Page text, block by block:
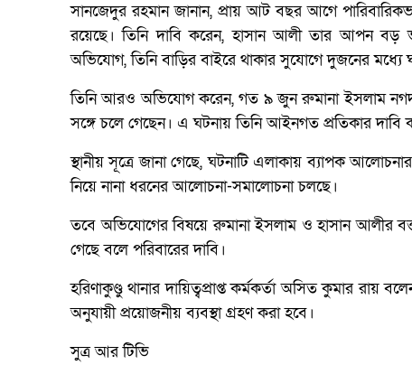
সানজেদুর রহমান জানান, প্রায় আট বছর আগে
রয়েছে। তিনি দাবি করেন, হাসান আলী তার আপন বড়
অভিযোগ, তিনি বাড়ির বাইরে থাকার সুযোগে দুজনের মধ্যে
তিনি আরও অভিযোগ করেন, গত ৯ জুন রুমানা ইসলাম নগদ
সঙ্গে চলে গেছেন। এ ঘটনায় তিনি আইনগত প্রতিকার দাবি
স্থানীয় সূত্রে জানা গেছে, ঘটনাটি এলাকায় ব্যাপক
নিয়ে নানা ধরনের আলোচনা-সমালোচনা চলছে।
তবে অভিযোগের বিষয়ে রুমানা ইসলাম ও হাসান আলীর
গেছে বলে পরিবারের দাবি।
হরিণাকুণ্ডু থানার দায়িত্বপ্রাপ্ত কর্মকর্তা অসিত কুমার
অনুযায়ী প্রয়োজনীয় ব্যবস্থা গ্রহণ করা হবে।
সুত্র আর টিভি